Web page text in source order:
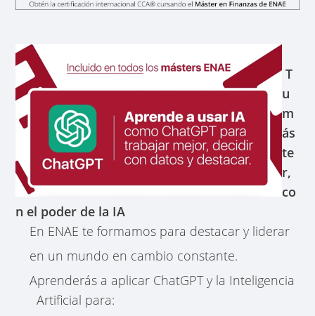
T
u
m
ás
te
r,
co
n el poder de la IA
En ENAE te formamos para destacar y liderar
en un mundo en cambio constante.
Aprenderás a aplicar ChatGPT y la Inteligencia
Artificial para: